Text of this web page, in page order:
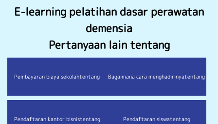
E-learning pelatihan dasar perawatan
demensia
Pertanyaan lain tentang
Pembayaran biaya sekolahtentang Bagaimana cara menghadirinyatentang
Pendaftaran kantor bisnistentang Pendaftaran siswatentang